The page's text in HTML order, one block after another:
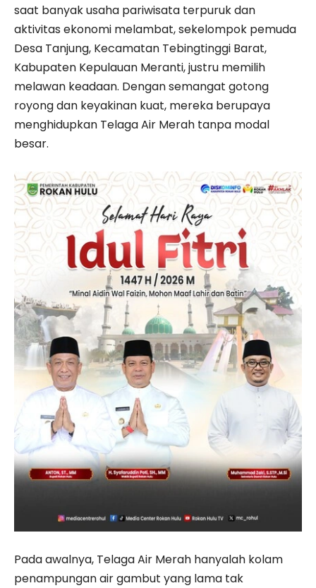
saat banyak usaha pariwisata terpuruk dan
aktivitas ekonomi melambat, sekelompok pemuda
Desa Tanjung, Kecamatan Tebingtinggi Barat,
Kabupaten Kepulauan Meranti, justru memilih
melawan keadaan. Dengan semangat gotong
royong dan keyakinan kuat, mereka berupaya
menghidupkan Telaga Air Merah tanpa modal
besar.
Pada awalnya, Telaga Air Merah hanyalah kolam
penampungan air gambut yang lama tak